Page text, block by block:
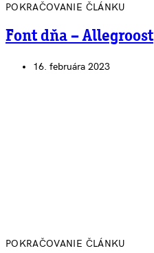
POKRAČOVANIE ČLÁNKU
Font dňa – Allegroost
16. februára 2023
POKRAČOVANIE ČLÁNKU